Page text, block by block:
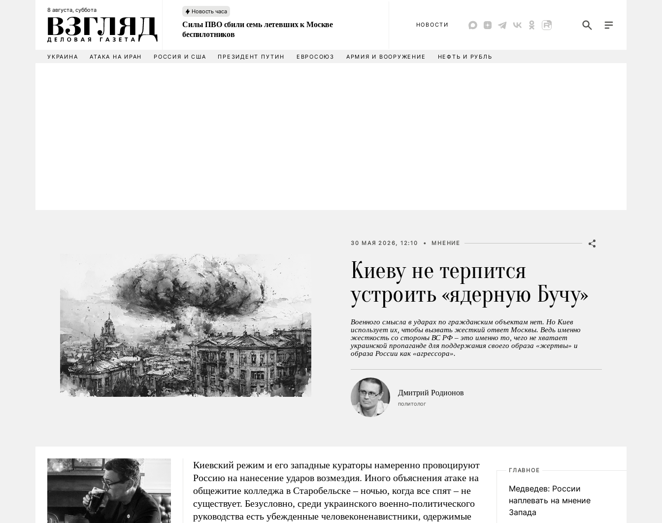
8 августа, суббота Новость часа
Силы ПВО сбили семь летевших к Москве
беспилотников
НОВОСТИ
УКРАИНА АТАКА НА ИРАН РОССИЯ И США ПРЕЗИДЕНТ ПУТИН ЕВРОСОЮЗ АРМИЯ И ВООРУЖЕНИЕ НЕФТЬ И РУБЛЬ
30 МАЯ 2026, 12:10 • МНЕНИЕ
Киеву не терпится
устроить «ядерную Бучу»
Военного смысла в ударах по гражданским объектам нет. Но Киев
использует их, чтобы вызвать жесткий ответ Москвы. Ведь именно
жесткость со стороны ВС РФ – это именно то, чего не хватает
украинской пропаганде для поддержания своего образа «жертвы» и
образа России как «агрессора».
Дмитрий Родионов
политолог
Киевский режим и его западные кураторы намеренно провоцируют
Россию на нанесение ударов возмездия. Иного объяснения атаке на
общежитие колледжа в Старобельске – ночью, когда все спят – не
существует. Безусловно, среди украинского военно-политического
руководства есть убежденные человеконенавистники, одержимые
ГЛАВНОЕ
Медведев: России
наплевать на мнение
Запада